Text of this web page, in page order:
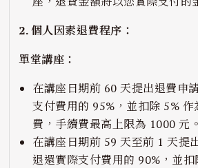
2. 個人因素退費程序：
單堂講座：
在講座日期前 60 天提出退費申
支付費用的 95%，並扣除 5% 作
費，手續費最高上限為 1000 元。
在講座日期前 59 天至前 1 天提
退還實際支付費用的 90%，並